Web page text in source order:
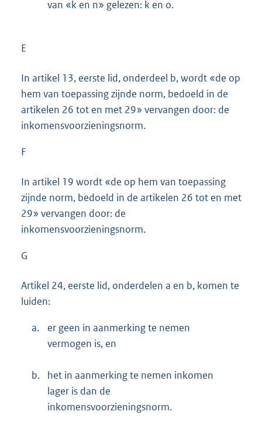
van «k en n» gelezen: k en o.
E
In artikel 13, eerste lid, onderdeel b, wordt «de op
hem van toepassing zijnde norm, bedoeld in de
artikelen 26 tot en met 29» vervangen door: de
inkomensvoorzieningsnorm.
F
In artikel 19 wordt «de op hem van toepassing
zijnde norm, bedoeld in de artikelen 26 tot en met
29» vervangen door: de
inkomensvoorzieningsnorm.
G
Artikel 24, eerste lid, onderdelen a en b, komen te
luiden:
a.
er geen in aanmerking te nemen
vermogen is, en
b.
het in aanmerking te nemen inkomen
lager is dan de
inkomensvoorzieningsnorm.